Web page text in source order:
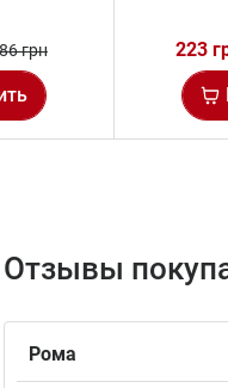
грн 223
Отзывы
Рома